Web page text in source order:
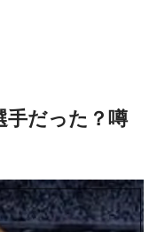
手だった？噂